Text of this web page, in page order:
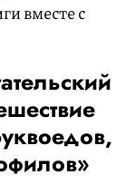
вместе с